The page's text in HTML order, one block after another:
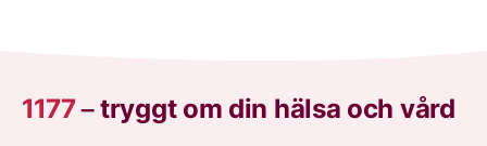
1177–tryggt om din hälsa och vård